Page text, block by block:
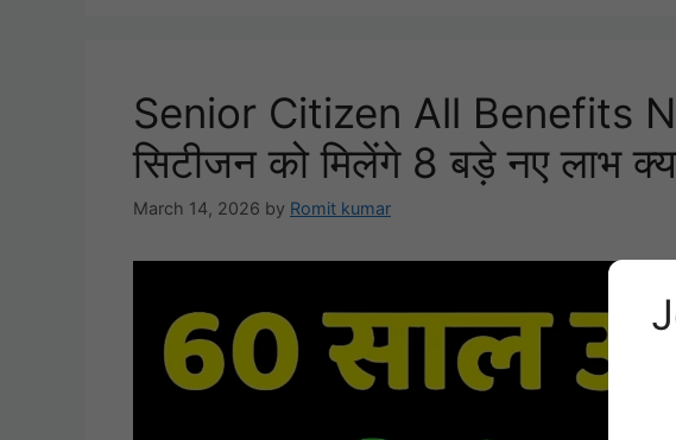
Senior Citizen All Benefits
सिटीजन को मिलेंगे 8 बड़े नए लाभ
March 14, 2026 by Romit kumar